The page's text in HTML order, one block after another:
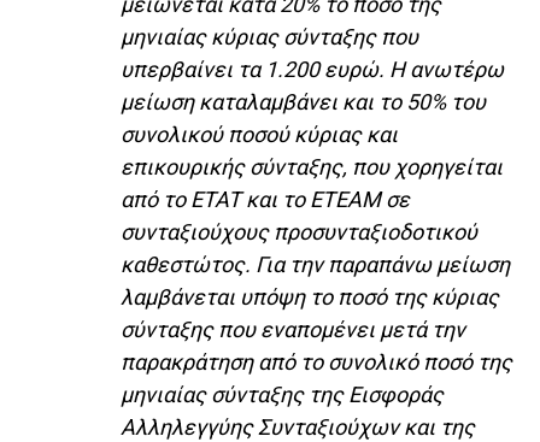
μηνιαίας κύριας σύνταξης που
υπερβαίνει τα 1.200 ευρώ. Η ανωτέρω
μείωση καταλαμβάνει και το 50% του
συνολικού ποσού κύριας και
επικουρικής σύνταξης, που χορηγείται
από το ETAT και το ΕΤΕΑΜ σε
συνταξιούχους προσυνταξιοδοτικού
καθεστώτος. Για την παραπάνω μείωση
λαμβάνεται υπόψη το ποσό της κύριας
σύνταξης που εναπομένει μετά την
παρακράτηση από το συνολικό ποσό της
μηνιαίας σύνταξης της Εισφοράς
Αλληλεγγύης Συνταξιούχων και της